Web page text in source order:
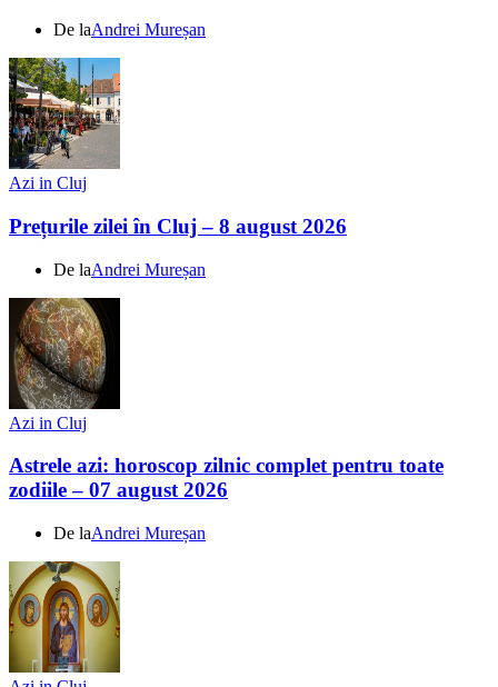
De laAndrei Mureșan
Azi in Cluj
Prețurile zilei în Cluj – 8 august 2026
De laAndrei Mureșan
Azi in Cluj
Astrele azi: horoscop zilnic complet pentru toate
zodiile – 07 august 2026
De laAndrei Mureșan